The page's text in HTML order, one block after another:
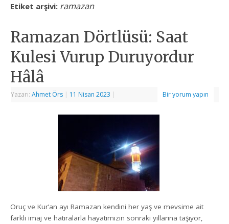
Etiket arşivi: ramazan
Ramazan Dörtlüsü: Saat
Kulesi Vurup Duruyordur
Hâlâ
Yazarı:Ahmet Örs | 11 Nisan 2023 | Bir yorum yapın
Oruç ve Kur’an ayı Ramazan kendini her yaş ve mevsime ait
farklı imaj ve hatıralarla hayatımızın sonraki yıllarına taşıyor,